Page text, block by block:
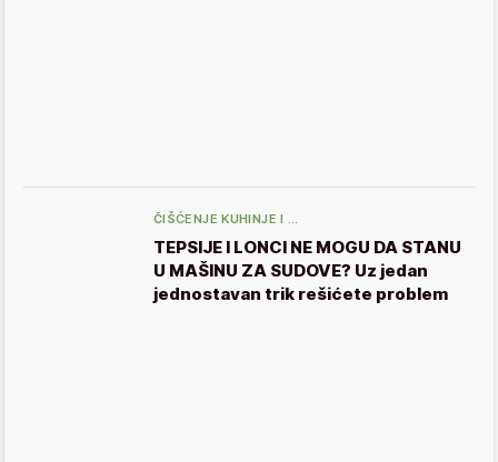
ČIŠĆENJE KUHINJE I …
TEPSIJE I LONCI NE MOGU DA STANU
U MAŠINU ZA SUDOVE? Uz jedan
jednostavan trik rešićete problem